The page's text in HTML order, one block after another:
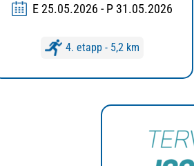
E 25.05.2026 - P 31.05.2026
4. etapp - 5,2 km